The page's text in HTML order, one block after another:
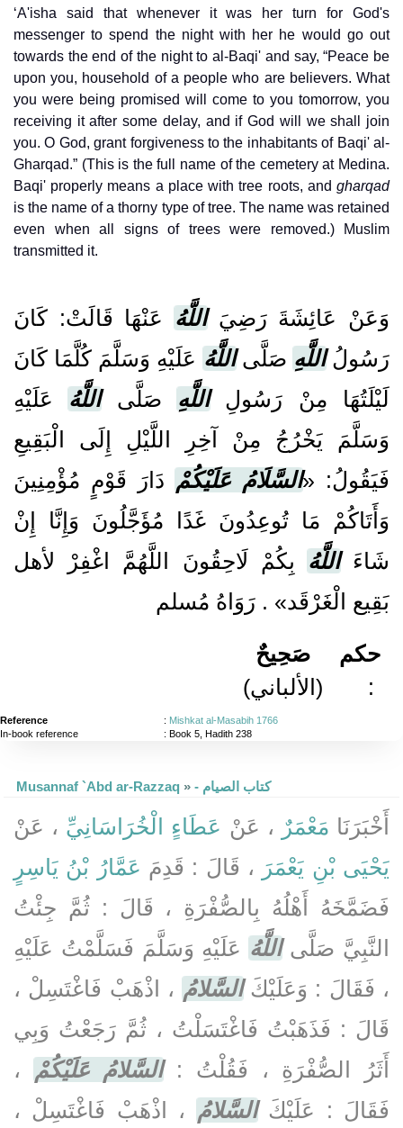
‘A'isha said that whenever it was her turn for God's
messenger to spend the night with her he would go out
towards the end of the night to al-Baqi' and say, “Peace be
upon you, household of a people who are believers. What
you were being promised will come to you tomorrow, you
receiving it after some delay, and if God will we shall join
you. O God, grant forgiveness to the inhabitants of Baqi' al-
Gharqad.” (This is the full name of the cemetery at Medina.
Baqi' properly means a place with tree roots, and gharqad
is the name of a thorny type of tree. The name was retained
even when all signs of trees were removed.) Muslim
transmitted it.
وَعَنْ عَائِشَةَ رَضِيَاللَّهُ عَنْهَا قَالَتْ: كَانَ
رَسُولُاللَّهِ صَلَّىاللَّهُ عَلَيْهِ وَسَلَّمَ كُلَّمَا كَانَ
لَيْلَتُهَا مِنْ رَسُولِاللَّهِ صَلَّىاللَّهُ عَلَيْهِ
وَسَلَّمَ يَخْرُجُ مِنْ آخِرِ اللَّيْلِ إِلَى الْبَقِيعِ
فَيَقُولُ: «السَّلَامُ عَلَيْكُمْ دَارَ قَوْمٍ مُؤْمِنِينَ
وَأَتَاكُمْ مَا تُوعِدُونَ غَدًا مُؤَجَّلُونَ وَإِنَّا إِنْ
شَاءَاللَّهُ بِكُمْ لَاحِقُونَ اللَّهُمَّ اغْفِرْ لأهل
بَقِيع الْغَرْقَد» . رَوَاهُ مُسلم
صَحِيحٌ
(الألباني)
حكم
:
Reference : Mishkat al-Masabih 1766
In-book reference
: Book 5, Hadith 238
Musannaf `Abd ar-Razzaq » - كتاب الصيام
أَخْبَرَنَا مَعْمَرٌ ، عَنْ عَطَاءٍ الْخُرَاسَانِيِّ ، عَنْ
يَحْيَى بْنِ يَعْمَرَ ، قَالَ : قَدِمَ عَمَّارُ بْنُ يَاسِرٍ
فَضَمَّخَهُ أَهْلُهُ بِالصُّفْرَةِ ، قَالَ : ثُمَّ جِئْتُ
النَّبِيَّ صَلَّىاللَّهُ عَلَيْهِ وَسَلَّمَ فَسَلَّمْتُ عَلَيْهِ
، فَقَالَ : وَعَلَيْكَالسَّلامُ ، اذْهَبْ فَاغْتَسِلْ ،
قَالَ : فَذَهَبْتُ فَاغْتَسَلْتُ ، ثُمَّ رَجَعْتُ وَبِي
أَثَرُ الصُّفْرَةِ ، فَقُلْتُ :السَّلامُ عَلَيْكُمْ
،
فَقَالَ : عَلَيْكَالسَّلامُ ، اذْهَبْ فَاغْتَسِلْ ،